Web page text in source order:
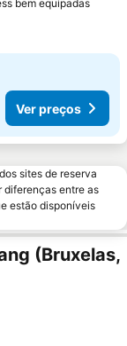
bem equipadas
Ver preços
sites de reserva
diferenças entre as
estão disponíveis
(Bruxelas,